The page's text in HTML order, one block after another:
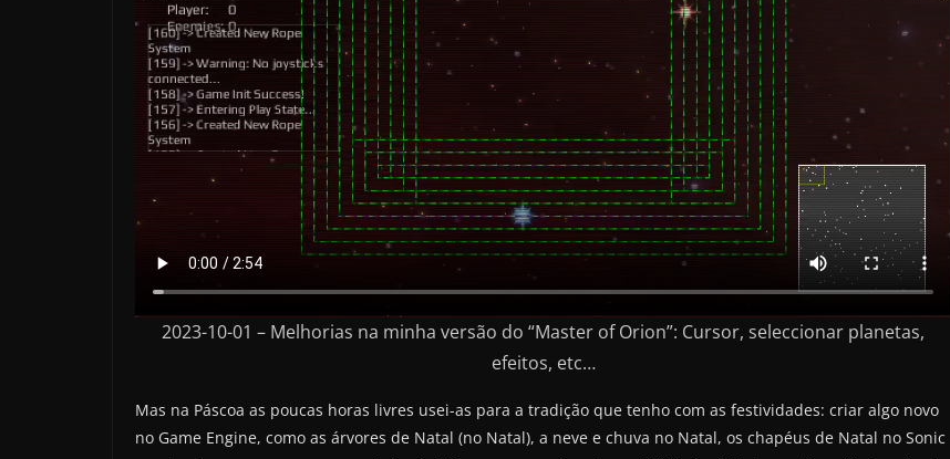
2023-10-01 – Melhorias na minha versão do “Master of Orion”: Cursor, seleccionar planetas,
efeitos, etc…
Mas na Páscoa as poucas horas livres usei-as para a tradição que tenho com as festividades: criar algo novo
no Game Engine, como as árvores de Natal (no Natal), a neve e chuva no Natal, os chapéus de Natal no Sonic